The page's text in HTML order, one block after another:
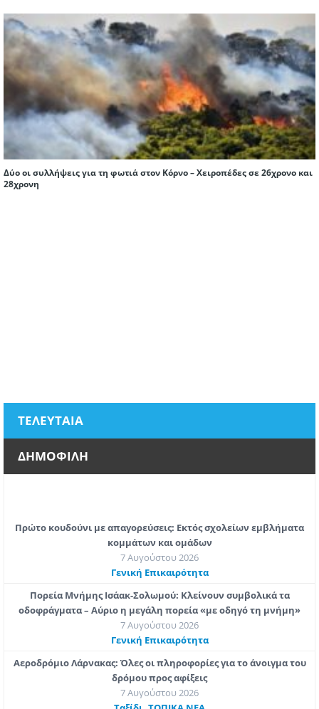
Δύο οι συλλήψεις για τη φωτιά στον Κόρνο – Χειροπέδες σε 26χρονο και
28χρονη
ΤΕΛΕΥΤΑΙΑ
ΔΗΜΟΦΙΛΗ
Πρώτο κουδούνι με απαγορεύσεις: Εκτός σχολείων εμβλήματα
κομμάτων και ομάδων
7 Αυγούστου 2026
Γενική Επικαιρότητα
Πορεία Μνήμης Ισάακ-Σολωμού: Κλείνουν συμβολικά τα
οδοφράγματα – Αύριο η μεγάλη πορεία «με οδηγό τη μνήμη»
7 Αυγούστου 2026
Γενική Επικαιρότητα
Αεροδρόμιο Λάρνακας: Όλες οι πληροφορίες για το άνοιγμα του
δρόμου προς αφίξεις
7 Αυγούστου 2026